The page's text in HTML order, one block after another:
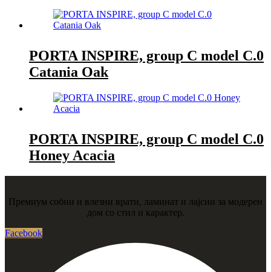
PORTA INSPIRE, group C model C.0
Catania Oak
PORTA INSPIRE, group C model C.0
Honey Acacia
Премиум собни и влезни врати, ламинат и лајсни за модерен
дом со стил и карактер.
Facebook